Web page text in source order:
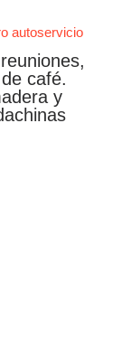
autoservicio
café.
y